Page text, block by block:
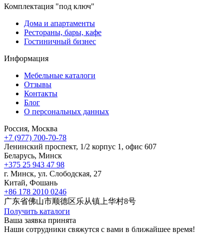
Комплектация "под ключ"
Дома и апартаменты
Рестораны, бары, кафе
Гостиничный бизнес
Информация
Мебельные каталоги
Отзывы
Контакты
Блог
О персональных данных
Россия, Москва
+7 (977) 700-70-78
Ленинский проспект, 1/2 корпус 1, офис 607
Беларусь, Минск
+375 25 943 47 98
г. Минск, ул. Слободская, 27
Китай, Фошань
+86 178 2010 0246
广东省佛山市顺德区乐从镇上华村8号
Получить каталоги
Ваша заявка принята
Наши сотрудники свяжутся с вами в ближайшее время!